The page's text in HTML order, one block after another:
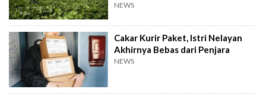
NEWS
Cakar Kurir Paket, Istri Nelayan
Akhirnya Bebas dari Penjara
NEWS